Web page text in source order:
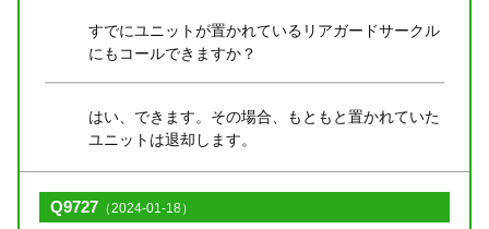
すでにユニットが置かれているリアガードサークル
にもコールできますか？
はい、できます。その場合、もともと置かれていた
ユニットは退却します。
Q9727 （2024-01-18）